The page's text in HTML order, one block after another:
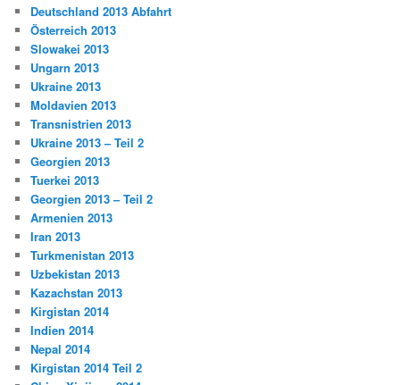
Deutschland 2013 Abfahrt
Österreich 2013
Slowakei 2013
Ungarn 2013
Ukraine 2013
Moldavien 2013
Transnistrien 2013
Ukraine 2013 – Teil 2
Georgien 2013
Tuerkei 2013
Georgien 2013 – Teil 2
Armenien 2013
Iran 2013
Turkmenistan 2013
Uzbekistan 2013
Kazachstan 2013
Kirgistan 2014
Indien 2014
Nepal 2014
Kirgistan 2014 Teil 2